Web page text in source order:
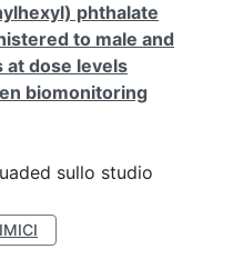
phthalate
to male and
at dose levels
biomonitoring
sullo studio